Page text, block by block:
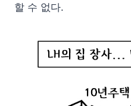
할 수 없다.